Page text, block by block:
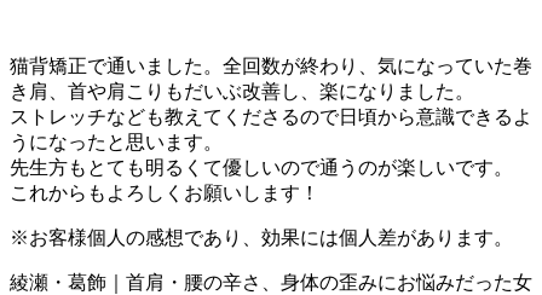
猫背矯正で通いました。全回数が終わり、気になっていた巻
き肩、首や肩こりもだいぶ改善し、楽になりました。
ストレッチなども教えてくださるので日頃から意識できるよ
うになったと思います。
先生方もとても明るくて優しいので通うのが楽しいです。
これからもよろしくお願いします！
※お客様個人の感想であり、効果には個人差があります。
綾瀬・葛飾｜首肩・腰の辛さ、身体の歪みにお悩みだった女